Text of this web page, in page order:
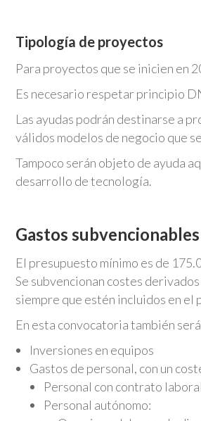
Tipología de proyectos
Para proyectos que se inicien en
Es necesario respetar principio
Las ayudas podrán destinarse a
válidos modelos de negocio que
Tampoco serán objeto de ayuda
desarrollo de tecnología.
Gastos subvencionables
El presupuesto mínimo es de
Se subvencionan costes
siempre que estén incluidos en el
En esta convocatoria también
Inversiones en equipos
Gastos de personal, con un
Personal con contrato
Personal autónomo: